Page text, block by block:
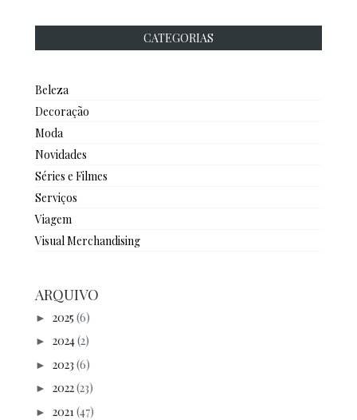
CATEGORIAS
Beleza
Decoração
Moda
Novidades
Séries e Filmes
Serviços
Viagem
Visual Merchandising
ARQUIVO
► 2025 (6)
► 2024(2)
► 2023 (6)
► 2022(23)
► 2021 (47)